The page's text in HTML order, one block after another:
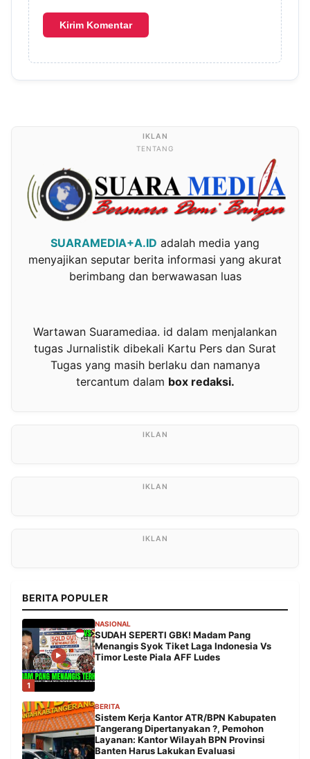
TENTANG
SUARAMEDIA+A.ID adalah media yang
menyajikan seputar berita informasi yang akurat
berimbang dan berwawasan luas
Wartawan Suaramediaa. id dalam menjalankan
tugas Jurnalistik dibekali Kartu Pers dan Surat
Tugas yang masih berlaku dan namanya
tercantum dalam box redaksi.
BERITA POPULER
1
NASIONAL
SUDAH SEPERTI GBK! Madam Pang
Menangis Syok Tiket Laga Indonesia Vs
Timor Leste Piala AFF Ludes
BERITA
Sistem Kerja Kantor ATR/BPN Kabupaten
Tangerang Dipertanyakan ?, Pemohon
Layanan: Kantor Wilayah BPN Provinsi
Banten Harus Lakukan Evaluasi